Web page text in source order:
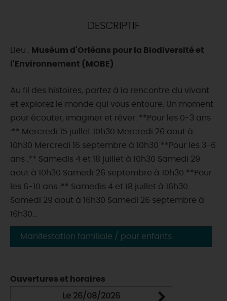
DEMAIN
CE WEEK-END
CETTE SEMAINE
TOUT L'AGENDA
DESCRIPTIF
Lieu : Muséum d'Orléans pour la Biodiversité et
l'Environnement (MOBE)
Au fil des histoires, partez à la rencontre du vivant
et explorez le monde qui vous entoure. Un moment
pour écouter, imaginer et rêver. **Pour les 0-3 ans
:** Mercredi 15 juillet 10h30 Mercredi 26 aout à
10h30 Mercredi 16 septembre à 10h30 **Pour les 3-6
ans :** Samedis 4 et 18 juillet à 10h30 Samedi 29
aout à 10h30 Samedi 26 septembre à 10h30 **Pour
les 6-10 ans :** Samedis 4 et 18 juillet à 16h30
Samedi 29 aout à 16h30 Samedi 26 septembre à
16h30...
Manifestation familiale / pour enfants
Ouvertures et horaires
Le 26/08/2026